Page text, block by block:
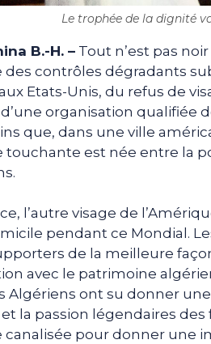
Le trophée de la dignité
B.-H. – Tout n’est pas
des contrôles dégradants
Etats-Unis, du refus de
organisation qualifiée
que, dans une ville
touchante est née entre la
l’autre visage de
pendant ce Mondial.
de la meilleure
avec le patrimoine
Algériens ont su donner
la passion légendaires
canalisée pour donner une